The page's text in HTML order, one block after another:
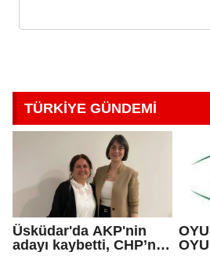
TÜRKİYE GÜNDEMİ
Üsküdar'da AKP'nin
adayı kaybetti, CHP’nin